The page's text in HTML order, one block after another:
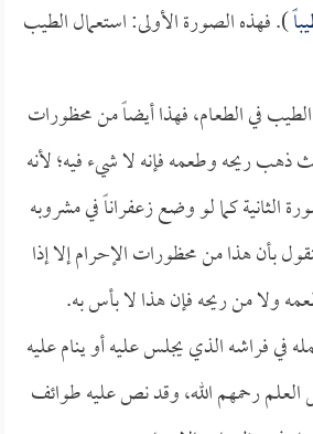
). فهذه الصورة الأولى: استعمال الطيب
الطيب في الطعام، فهذا أيضاً من محظورات
ذهب ريحه وطعمه فإنه لا شيء فيه؛ لأنه
الثانية كما لو وضع زعفراناً في مشروبه
بأن هذا من محظورات الإحرام إلا إذا
ولا من ريحه فإن هذا لا بأس به.
في فراشه الذي يجلس عليه أو ينام عليه
رحمهم الله، وقد نص عليه طوائف